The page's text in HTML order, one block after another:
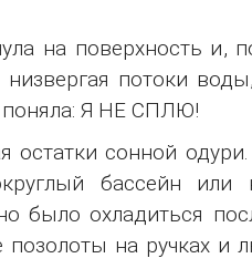
на поверхность и,
потоки
поняла: Я НЕ СПЛЮ!
остатки сонной
бассейн или
было охладиться
на ручках и